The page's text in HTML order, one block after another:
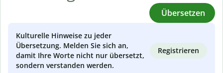
Übersetzen
Kulturelle Hinweise zu jeder
Übersetzung. Melden Sie sich an,
damit Ihre Worte nicht nur übersetzt,
sondern verstanden werden.
Registrieren